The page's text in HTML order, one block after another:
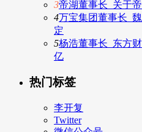
3帝湖董事长_关于
4万宝集团董事长_
定
5杨浩董事长_东方
亿
热门标签
李开复
Twitter